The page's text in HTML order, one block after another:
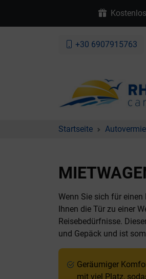
+30 6907915763
Startseite
Wenn Sie sich für
Ihnen die Tür zu einer
Reisebedürfnisse.
und Gepäck und ist
Geräumiger
mit viel Platz,